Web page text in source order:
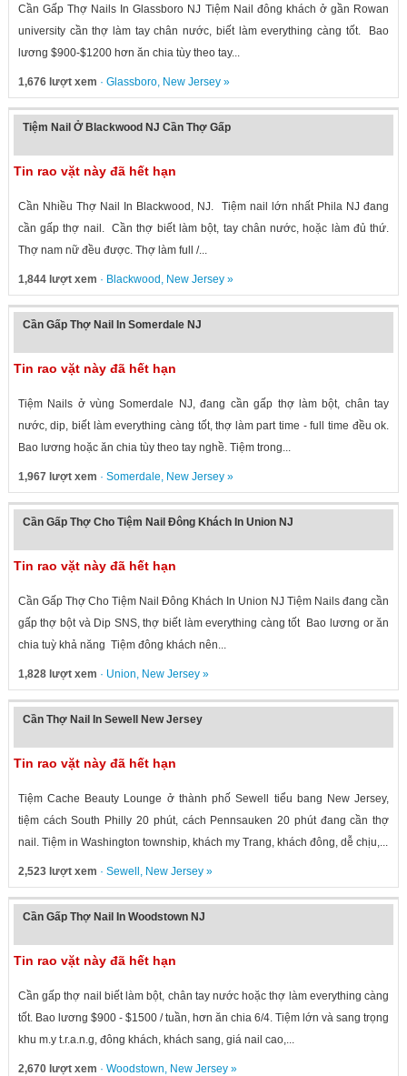
Cần Gấp Thợ Nails In Glassboro NJ Tiệm Nail đông khách ở gần Rowan
university cần thợ làm tay chân nước, biết làm everything càng tốt. Bao
lương $900-$1200 hơn ăn chia tùy theo tay...
1,676 lượt xem · Glassboro, New Jersey»
Tiệm Nail Ở Blackwood NJ Cần Thợ Gấp
Tin rao vặt này đã hết hạn
Cần Nhiều Thợ Nail In Blackwood, NJ. Tiệm nail lớn nhất Phila NJ đang
cần gấp thợ nail. Cần thợ biết làm bột, tay chân nước, hoặc làm đủ thứ.
Thợ nam nữ đều được. Thợ làm full /...
1,844 lượt xem · Blackwood , New Jersey»
Cần Gấp Thợ Nail In Somerdale NJ
Tin rao vặt này đã hết hạn
Tiệm Nails ở vùng Somerdale NJ, đang cần gấp thợ làm bột, chân tay
nước, dip, biết làm everything càng tốt, thợ làm part time - full time đều ok.
Bao lương hoặc ăn chia tùy theo tay nghề. Tiệm trong...
1,967 lượt xem · Somerdale, New Jersey»
Cần Gấp Thợ Cho Tiệm Nail Đông Khách In Union NJ
Tin rao vặt này đã hết hạn
Cần Gấp Thợ Cho Tiệm Nail Đông Khách In Union NJ Tiệm Nails đang cần
gấp thợ bột và Dip SNS, thợ biết làm everything càng tốt Bao lương or ăn
chia tuỳ khả năng Tiệm đông khách nên...
1,828 lượt xem · Union, New Jersey»
Cần Thợ Nail In Sewell New Jersey
Tin rao vặt này đã hết hạn
Tiệm Cache Beauty Lounge ở thành phố Sewell tiểu bang New Jersey,
tiệm cách South Philly 20 phút, cách Pennsauken 20 phút đang cần thợ
nail. Tiệm in Washington township, khách my Trang, khách đông, dễ chịu,...
2,523 lượt xem · Sewell , New Jersey»
Cần Gấp Thợ Nail In Woodstown NJ
Tin rao vặt này đã hết hạn
Cần gấp thợ nail biết làm bột, chân tay nước hoặc thợ làm everything càng
tốt. Bao lương $900 - $1500 / tuần, hơn ăn chia 6/4. Tiệm lớn và sang trọng
khu m.y t.r.a.n.g, đông khách, khách sang, giá nail cao,...
2,670 lượt xem · Woodstown, New Jersey»